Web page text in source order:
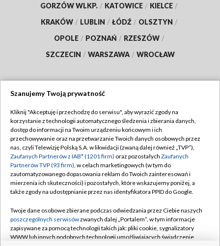
GORZÓW WLKP. / KATOWICE / KIELCE /
KRAKÓW / LUBLIN / ŁÓDŹ / OLSZTYN /
OPOLE / POZNAŃ / RZESZÓW /
SZCZECIN / WARSZAWA / WROCŁAW
TVP
Abonament TVP
Emisja w TVP
Centrum informacji TVP
Naziemna Telewizja Cyfrowa
Rada Programowa
System NOS
Regulamin TVP
Polityka prywatności
Moje zgody
Pomoc
Kontakt
Szanujemy Twoją prywatność
Kliknij "Akceptuję i przechodzę do serwisu", aby wyrazić zgody na
korzystanie z technologii automatycznego śledzenia i zbierania danych,
dostęp do informacji na Twoim urządzeniu końcowym i ich
przechowywanie oraz na przetwarzanie Twoich danych osobowych przez
nas, czyli Telewizję Polską S.A. w likwidacji (zwaną dalej również „TVP”),
Zaufanych Partnerów z IAB* (1201 firm) oraz pozostałych Zaufanych
Partnerów TVP (93 firm), w celach marketingowych (w tym do
zautomatyzowanego dopasowania reklam do Twoich zainteresowań i
mierzenia ich skuteczności) i pozostałych, które wskazujemy poniżej, a
także zgody na udostępnianie przez nas identyfikatora PPID do Google.
Twoje dane osobowe zbierane podczas odwiedzania przez Ciebie naszych
poszczególnych serwisówzwanych dalej „Portalem”, w tym informacje
zapisywane za pomocą technologii takich jak: pliki cookie, sygnalizatory
WWW lub innych podobnych technologii umożliwiających świadczenie